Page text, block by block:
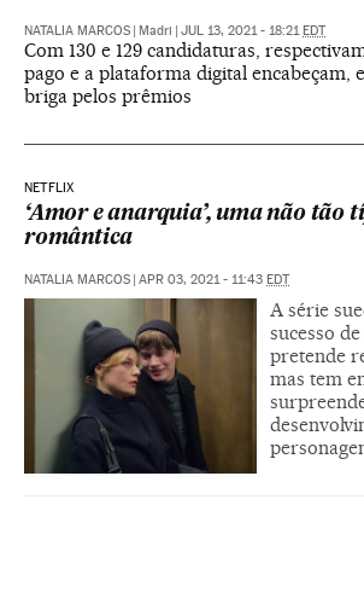
NATALIA MARCOS Madri JUL 13, 2021 - 18:21 EDT
Com 130 e 129 candidaturas,
pago e a plataforma digital encabeçam,
briga pelos prêmios
NETFLIX
‘Amor e anarquia’, uma não tão
romântica
NATALIA MARCOS APR 03, 2021 - 11:43 EDT
A série
sucesso
pretende
mas tem